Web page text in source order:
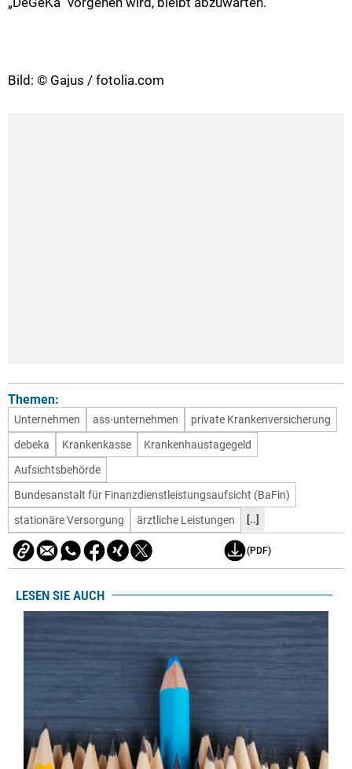
Bild: © Gajus / fotolia.com
Themen:
Unternehmen ass-unternehmen
private Krankenversicherung
debeka
Krankenkasse
Krankenhaustagegeld
Aufsichtsbehörde
Bundesanstalt für Finanzdienstleistungsaufsicht (BaFin)
stationäre Versorgung
ärztliche Leistungen [..]
(PDF)
LESEN SIE AUCH